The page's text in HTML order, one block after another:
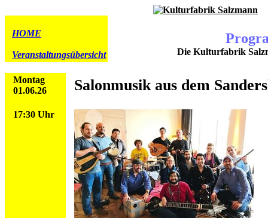
HOME
Veranstaltungsübersicht Die Kulturfabrik
Montag
01.06.26
Salonmusik aus dem
17:30 Uhr